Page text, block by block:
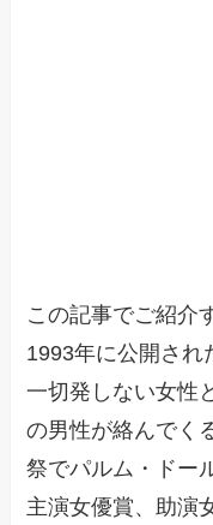
この記事でご紹介
1993年に公開され
一切発しない女性
の男性が絡んでく
祭でパルム・ドー
主演女優賞、助演